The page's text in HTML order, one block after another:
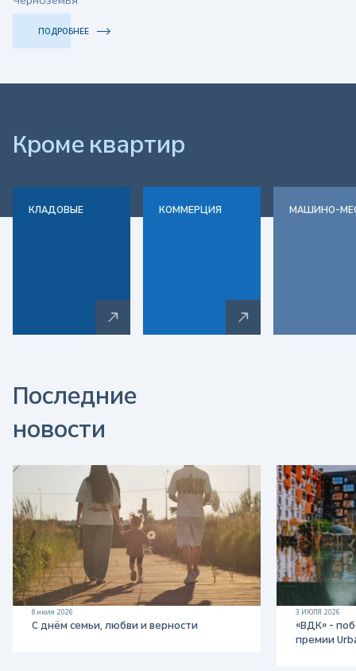
о
в
а
т
е
с
а
я
р
е
к
л
ПОДРОБНЕЕ
Кроме квартир
КЛАДОВЫЕ КОММЕРЦИЯ МАШИНО-
Последние
новости
С днём семьи, любви и верности
8 июля 2026
«ВДК» -
премии
3 ИЮЛЯ 2026